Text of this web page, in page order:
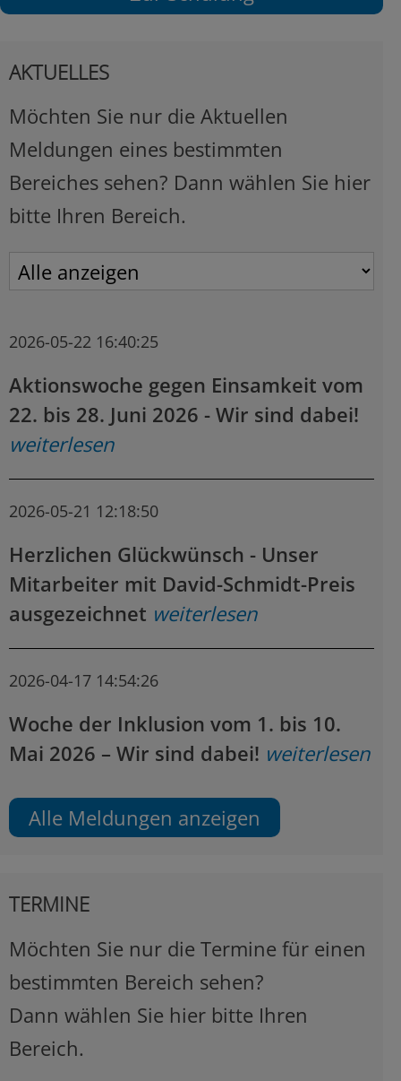
AKTUELLES
Möchten Sie nur die Aktuellen
Meldungen eines bestimmten
Bereiches sehen? Dann wählen Sie hier
bitte Ihren Bereich.
2026-05-22 16:40:25
Aktionswoche gegen Einsamkeit vom
22. bis 28. Juni 2026 - Wir sind dabei!
weiterlesen
2026-05-21 12:18:50
Herzlichen Glückwünsch - Unser
Mitarbeiter mit David-Schmidt-Preis
ausgezeichnet weiterlesen
2026-04-17 14:54:26
Woche der Inklusion vom 1. bis 10.
Mai 2026 – Wir sind dabei! weiterlesen
Alle Meldungen anzeigen
TERMINE
Möchten Sie nur die Termine für einen
bestimmten Bereich sehen?
Dann wählen Sie hier bitte Ihren
Bereich.